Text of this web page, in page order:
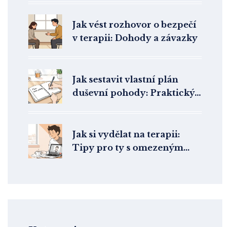
Jak vést rozhovor o bezpečí
v terapii: Dohody a závazky
Jak sestavit vlastní plán
duševní pohody: Praktický
Jak si vydělat na terapii:
Tipy pro ty s omezeným